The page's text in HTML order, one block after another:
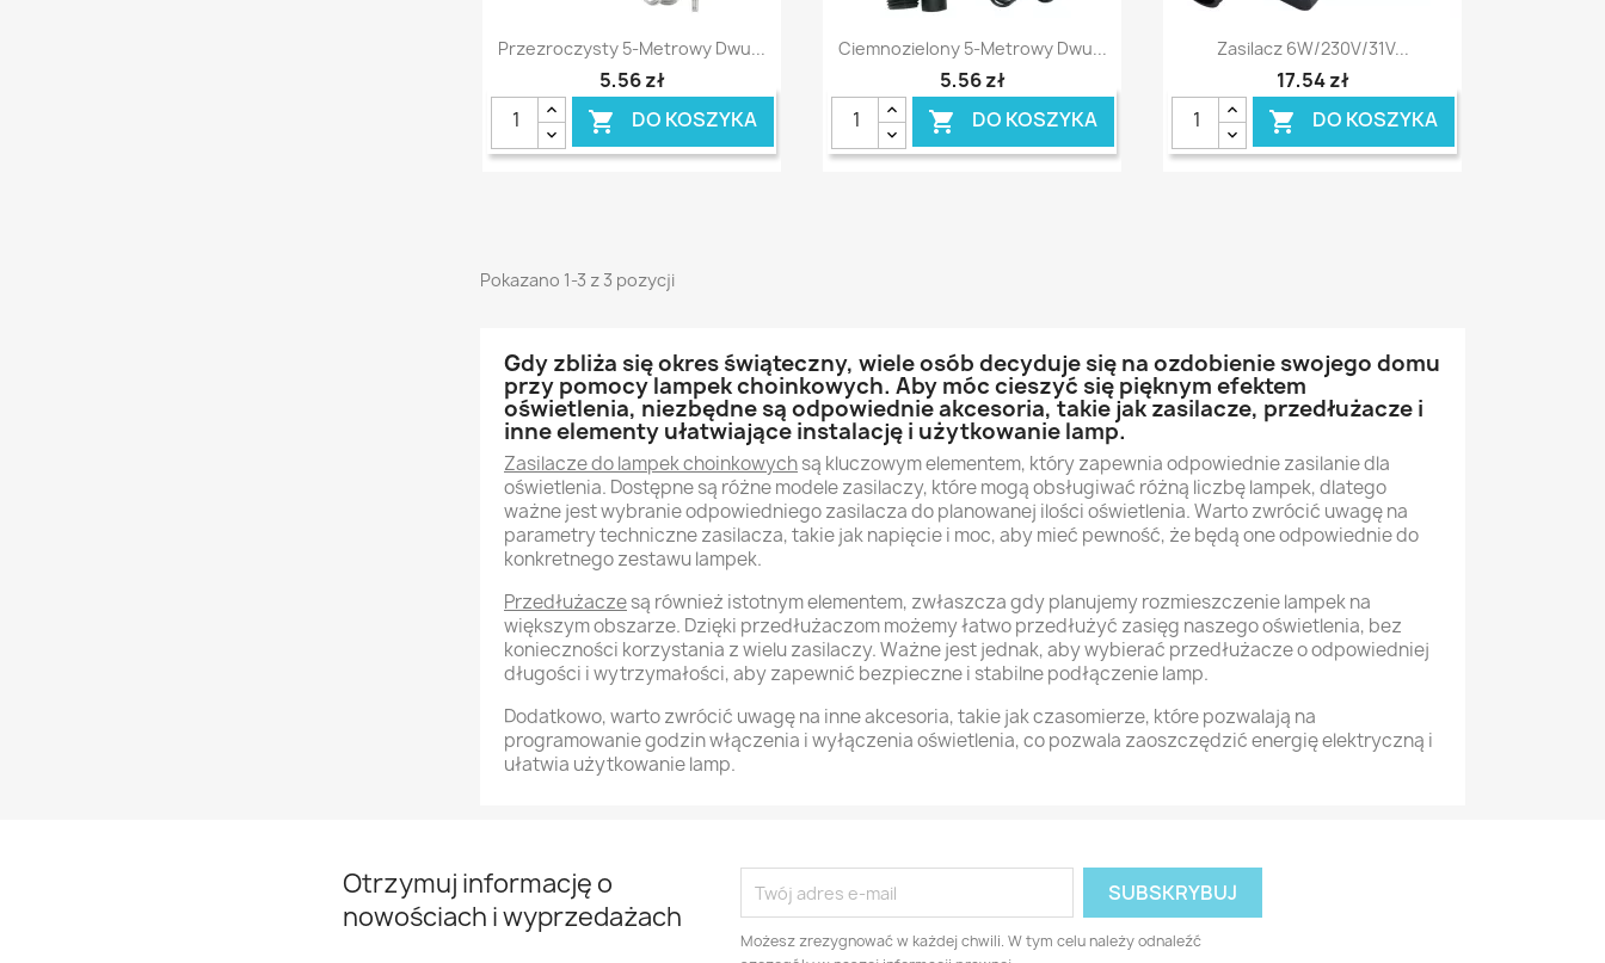
Szybki podgląd
Przezroczysty 5-Metrowy Dwu...
5,56 zł
 DO KOSZYKA
Szybki podgląd
Ciemnozielony 5-Metrowy Dwu...
5,56 zł
 DO KOSZYKA
Szybki podgląd
Zasilacz 6W/230V/31V...
17,54 zł
 DO KOSZYKA
Pokazano 1-3 z 3 pozycji
Gdy zbliża się okres świąteczny, wiele osób decyduje się na ozdobienie swojego domu
przy pomocy lampek choinkowych. Aby móc cieszyć się pięknym efektem
oświetlenia, niezbędne są odpowiednie akcesoria, takie jak zasilacze, przedłużacze i
inne elementy ułatwiające instalację i użytkowanie lamp.
Zasilacze do lampek choinkowychsą kluczowym elementem, który zapewnia odpowiednie zasilanie dla
oświetlenia. Dostępne są różne modele zasilaczy, które mogą obsługiwać różną liczbę lampek, dlatego
ważne jest wybranie odpowiedniego zasilacza do planowanej ilości oświetlenia. Warto zwrócić uwagę na
parametry techniczne zasilacza, takie jak napięcie i moc, aby mieć pewność, że będą one odpowiednie do
konkretnego zestawu lampek.
Przedłużaczesą również istotnym elementem, zwłaszcza gdy planujemy rozmieszczenie lampek na
większym obszarze. Dzięki przedłużaczom możemy łatwo przedłużyć zasięg naszego oświetlenia, bez
konieczności korzystania z wielu zasilaczy. Ważne jest jednak, aby wybierać przedłużacze o odpowiedniej
długości i wytrzymałości, aby zapewnić bezpieczne i stabilne podłączenie lamp.
Dodatkowo, warto zwrócić uwagę na inne akcesoria, takie jak czasomierze, które pozwalają na
programowanie godzin włączenia i wyłączenia oświetlenia, co pozwala zaoszczędzić energię elektryczną i
ułatwia użytkowanie lamp.
Otrzymuj informację o
nowościach i wyprzedażach
Możesz zrezygnować w każdej chwili. W tym celu należy odnaleźć